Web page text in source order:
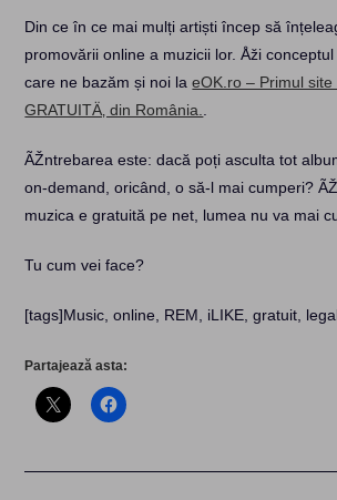
Din ce în ce mai mulți artiști încep să
promovării online a muzicii lor. Åži conceptul
care ne bazăm și noi laeOK.ro – Primul site
GRATUITÄ‚ din România.
ÃŽntrebarea este: dacă poți asculta tot
on-demand, oricând, o să-l mai cumperi?
muzica e gratuită pe net, lumea nu va mai
Tu cum vei face?
[tags]Music, online, REM, iLIKE, gratuit,
Partajează asta: